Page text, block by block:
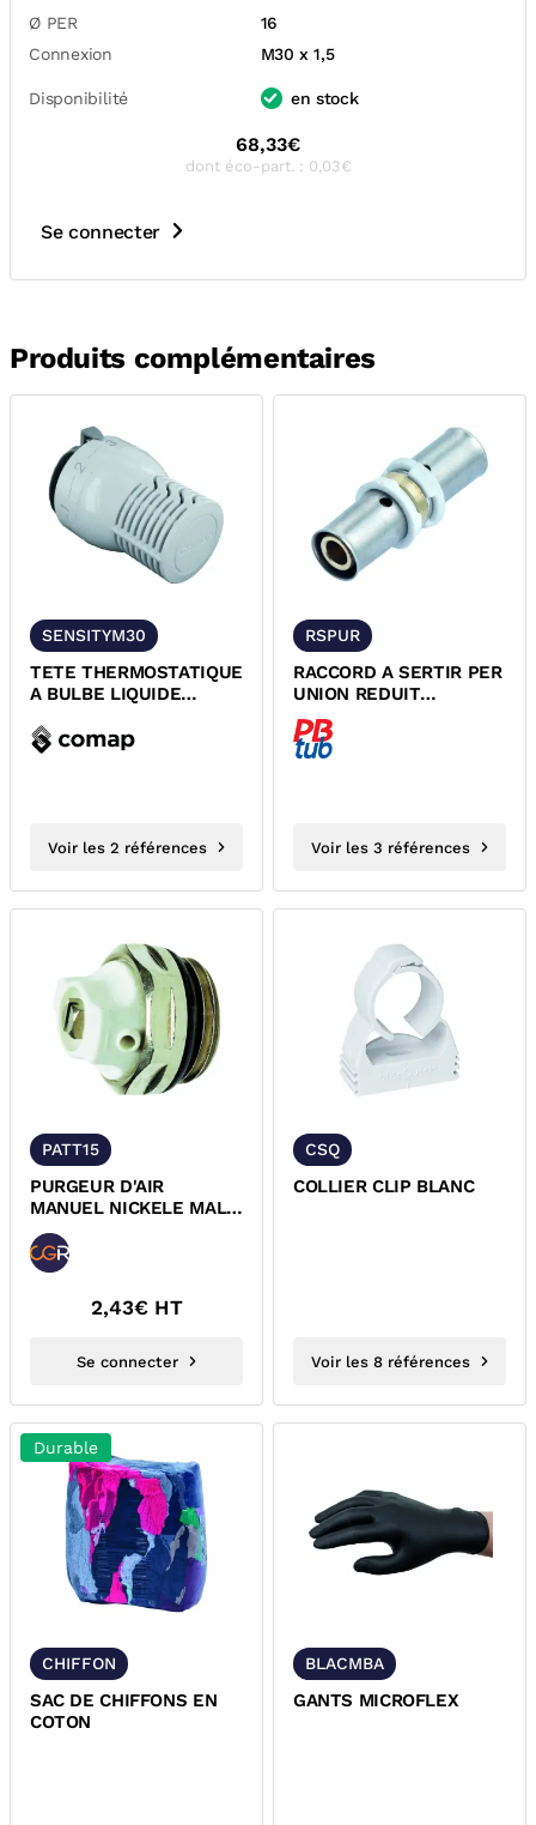
Ø PER
16
Connexion
M30 x 1,5
Disponibilité en stock
68,33€
dont éco-part. : 0,03€
Se connecter
Produits complémentaires
SENSITYM30
TETE THERMOSTATIQUE
A BULBE LIQUIDE
COMAP
Voir les 2 références
RSPUR
RACCORD A SERTIR PER
UNION REDUIT
PEXPRESS COMAP
Voir les 3 références
PATT15
PURGEUR D'AIR
MANUEL NICKELE MALE
A TETE TOURNANTE
2,43€ HT
Se connecter
CSQ
COLLIER CLIP BLANC
Voir les 8 références
Durable
CHIFFON
SAC DE CHIFFONS EN
COTON
BLACMBA
GANTS MICROFLEX